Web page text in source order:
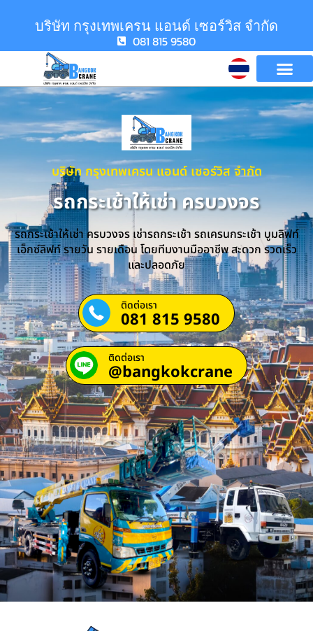
บริษัท กรุงเทพเครน แอนด์ เซอร์วิส จำกัด
081 815 9580
บริษัท กรุงเทพเครน แอนด์ เซอร์วิส จำกัด
รถกระเช้าให้เช่า ครบวงจร
รถกระเช้าให้เช่า ครบวงจร เช่ารถกระเช้า รถเครนกระเช้า บูมลิฟท์
เอ็กซ์ลิฟท์ รายวัน รายเดือน โดยทีมงานมืออาชีพ สะดวก รวดเร็ว
และปลอดภัย
ติดต่อเรา
081 815 9580
ติดต่อเรา
@bangkokcrane